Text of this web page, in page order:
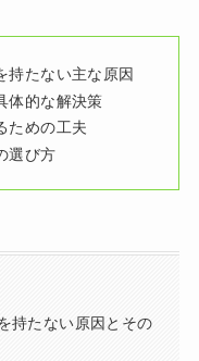
持たない主な原因
体的な解決策
ための工夫
選び方
持たない原因とその